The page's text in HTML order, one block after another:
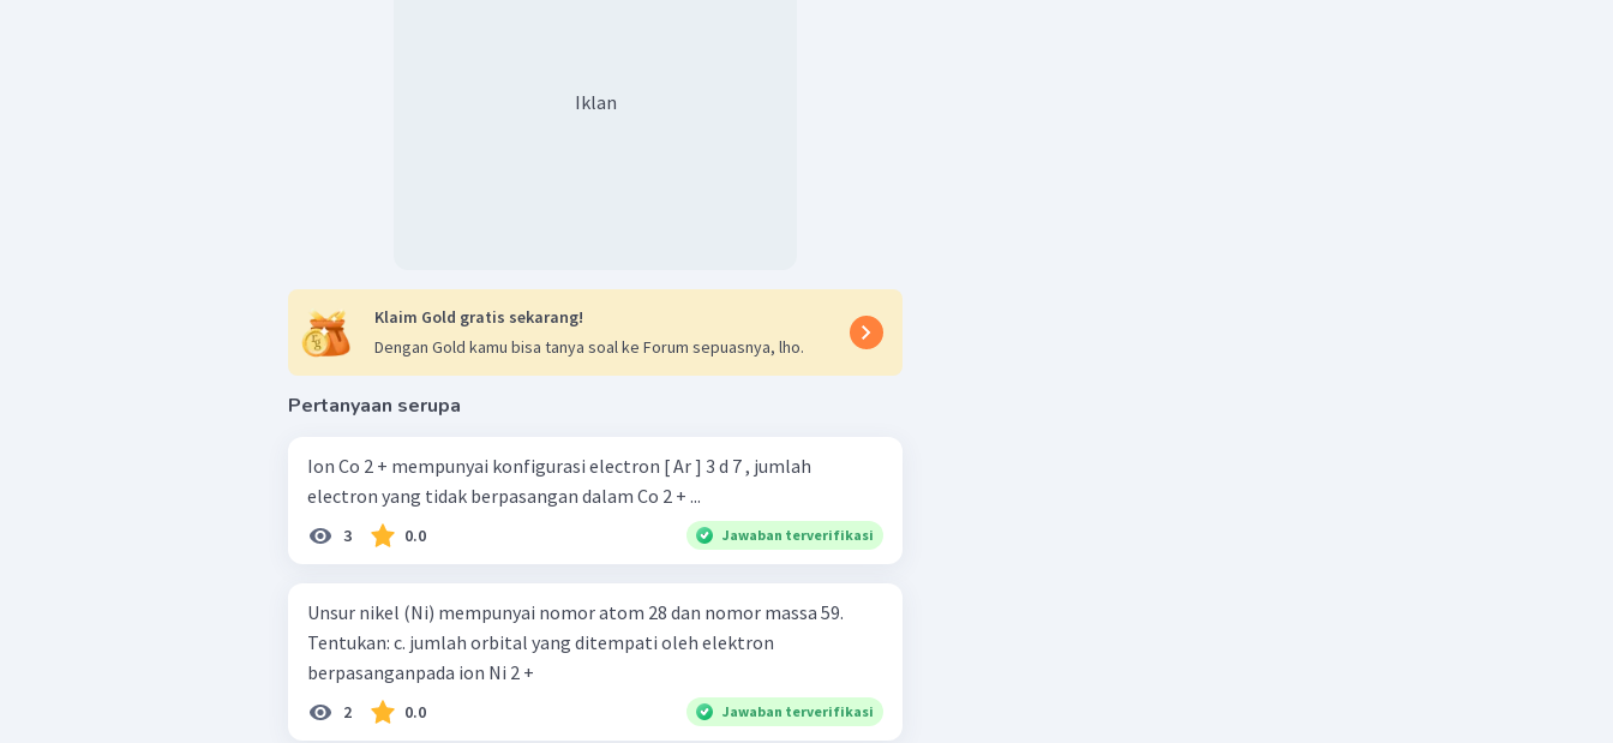
Iklan
Klaim Gold gratis sekarang!
Dengan Gold kamu bisa tanya soal ke Forum sepuasnya, lho.
Pertanyaan serupa
Ion Co 2 + mempunyai konfigurasi electron [ Ar ] 3 d 7 , jumlah
electron yang tidak berpasangan dalam Co 2 + ...
3 0.0 Jawaban terverifikasi
Unsur nikel (Ni) mempunyai nomor atom 28 dan nomor massa 59.
Tentukan: c. jumlah orbital yang ditempati oleh elektron
berpasanganpada ion Ni 2 +
2 0.0 Jawaban terverifikasi